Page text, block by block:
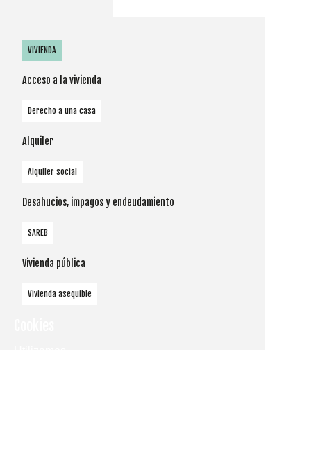
VIVIENDA
Acceso a la vivienda
Derecho a una casa
Alquiler
Alquiler social
Desahucios, impagos y endeudamiento
SAREB
Vivienda pública
Vivienda asequible